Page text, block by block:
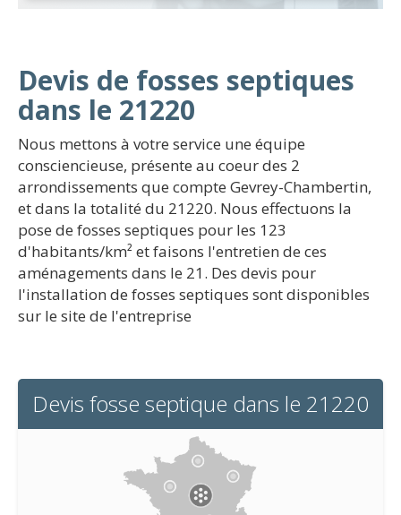
Devis de fosses septiques
dans le 21220
Nous mettons à votre service une équipe
consciencieuse, présente au coeur des 2
arrondissements que compte Gevrey-Chambertin,
et dans la totalité du 21220. Nous effectuons la
pose de fosses septiques pour les 123
d'habitants/km² et faisons l'entretien de ces
aménagements dans le 21. Des devis pour
l'installation de fosses septiques sont disponibles
sur le site de l'entreprise
Devis fosse septique dans le 21220